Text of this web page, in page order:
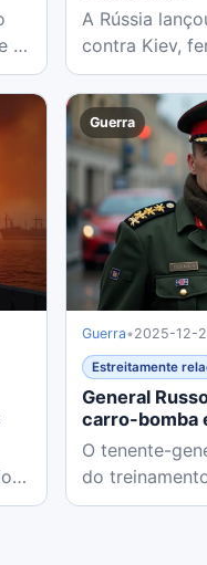
a
A Rússia
contra Kiev,
danificando
Guerra
Guerra•2025-12-
Estreitamente
General
carro-bomba
O tenente-
do
foi morto em